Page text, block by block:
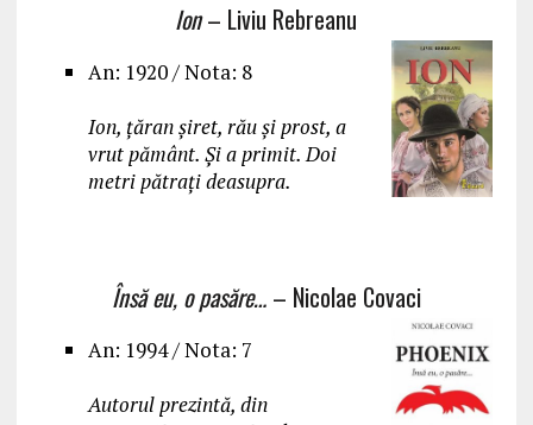
Ion– Liviu Rebreanu
An: 1920 / Nota: 8
Ion, țăran șiret, rău și prost, a
vrut pământ. Și a primit. Doi
metri pătrați deasupra.
Însă eu, o pasăre…– Nicolae Covaci
An: 1994 / Nota: 7
Autorul prezintă, din